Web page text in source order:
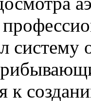
систему
к